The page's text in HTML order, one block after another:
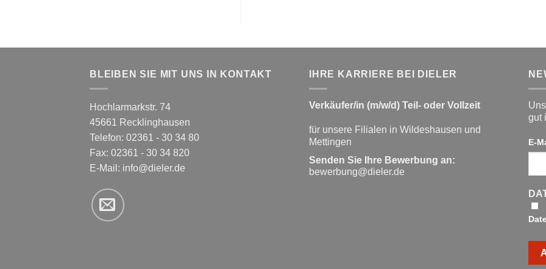
BLEIBEN SIE MIT UNS IN KONTAKT
Hochlarmarkstr. 74
45661 Recklinghausen
Telefon: 02361 - 30 34 80
Fax: 02361 - 30 34 820
E-Mail: info@dieler.de
IHRE KARRIERE BEI DIELER
Verkäufer/in (m/w/d) Teil- oder Vollzeit
für unsere Filialen in Wildeshausen und
Mettingen
Senden Sie Ihre Bewerbung an:
bewerbung@dieler.de
gut
E-